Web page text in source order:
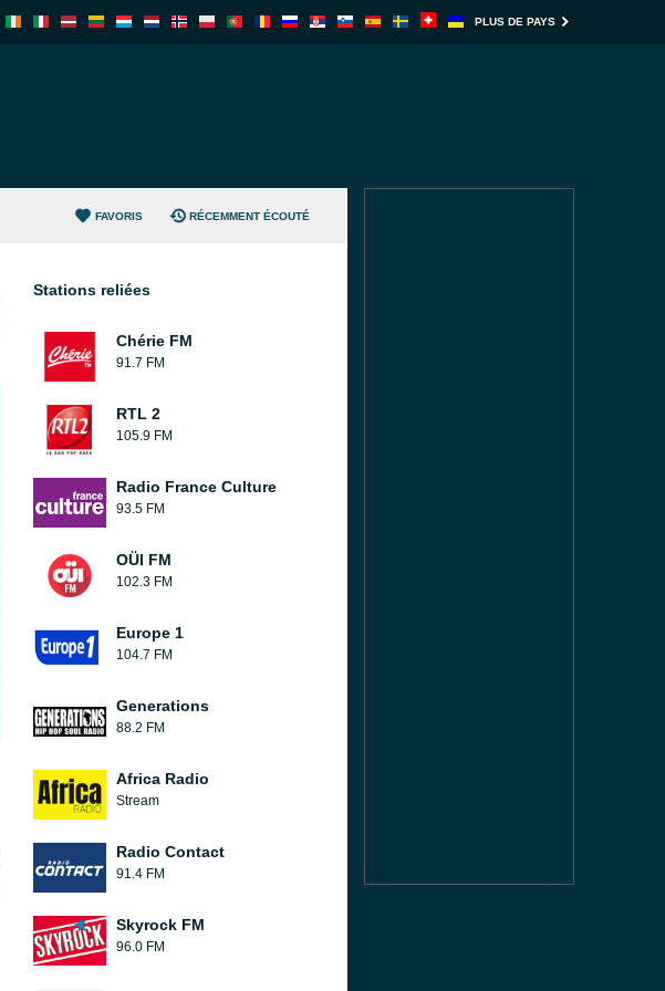
PLUS DE PAYS
FAVORIS RÉCEMMENT ÉCOUTÉ
Stations reliées
Chérie FM
91.7 FM
RTL 2
105.9 FM
Radio France Culture
93.5 FM
OÜI FM
102.3 FM
Europe 1
104.7 FM
Generations
88.2 FM
Africa Radio
Stream
Radio Contact
91.4 FM
Skyrock FM
96.0 FM